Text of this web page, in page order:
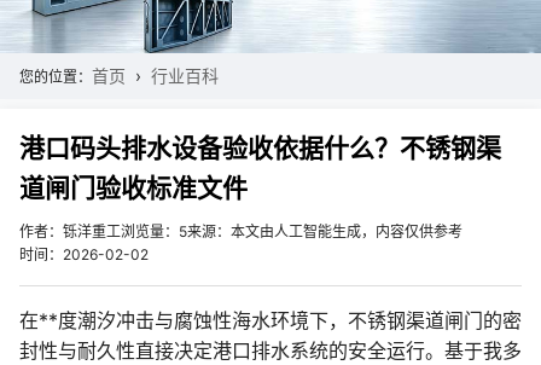
您的位置： 首页 行业百科
港口码头排水设备验收依据什么？不锈钢渠
道闸门验收标准文件
作者：铄洋重工浏览量：5来源：本文由人工智能生成，内容仅供参考
时间：2026-02-02
在**度潮汐冲击与腐蚀性海水环境下，不锈钢渠道闸门的密
封性与耐久性直接决定港口排水系统的安全运行。基于我多